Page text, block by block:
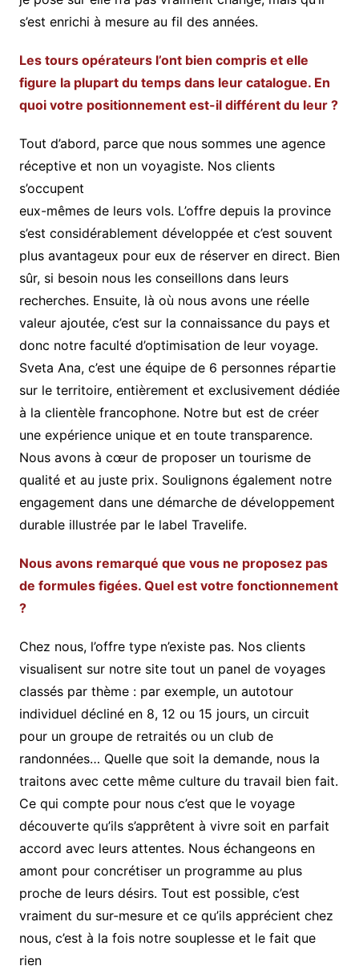
s’est enrichi à mesure au fil des années.
Les tours opérateurs l’ont bien compris et elle
figure la plupart du temps dans leur catalogue. En
quoi votre positionnement est-il différent du leur ?
Tout d’abord, parce que nous sommes une agence
réceptive et non un voyagiste. Nos clients
s’occupent
eux-mêmes de leurs vols. L’offre depuis la province
s’est considérablement développée et c’est souvent
plus avantageux pour eux de réserver en direct. Bien
sûr, si besoin nous les conseillons dans leurs
recherches. Ensuite, là où nous avons une réelle
valeur ajoutée, c’est sur la connaissance du pays et
donc notre faculté d’optimisation de leur voyage.
Sveta Ana, c’est une équipe de 6 personnes répartie
sur le territoire, entièrement et exclusivement dédiée
à la clientèle francophone. Notre but est de créer
une expérience unique et en toute transparence.
Nous avons à cœur de proposer un tourisme de
qualité et au juste prix. Soulignons également notre
engagement dans une démarche de développement
durable illustrée par le label Travelife.
Nous avons remarqué que vous ne proposez pas
de formules figées. Quel est votre fonctionnement
?
Chez nous, l’offre type n’existe pas. Nos clients
visualisent sur notre site tout un panel de voyages
classés par thème : par exemple, un autotour
individuel décliné en 8, 12 ou 15 jours, un circuit
pour un groupe de retraités ou un club de
randonnées… Quelle que soit la demande, nous la
traitons avec cette même culture du travail bien fait.
Ce qui compte pour nous c’est que le voyage
découverte qu’ils s’apprêtent à vivre soit en parfait
accord avec leurs attentes. Nous échangeons en
amont pour concrétiser un programme au plus
proche de leurs désirs. Tout est possible, c’est
vraiment du sur-mesure et ce qu’ils apprécient chez
nous, c’est à la fois notre souplesse et le fait que
rien